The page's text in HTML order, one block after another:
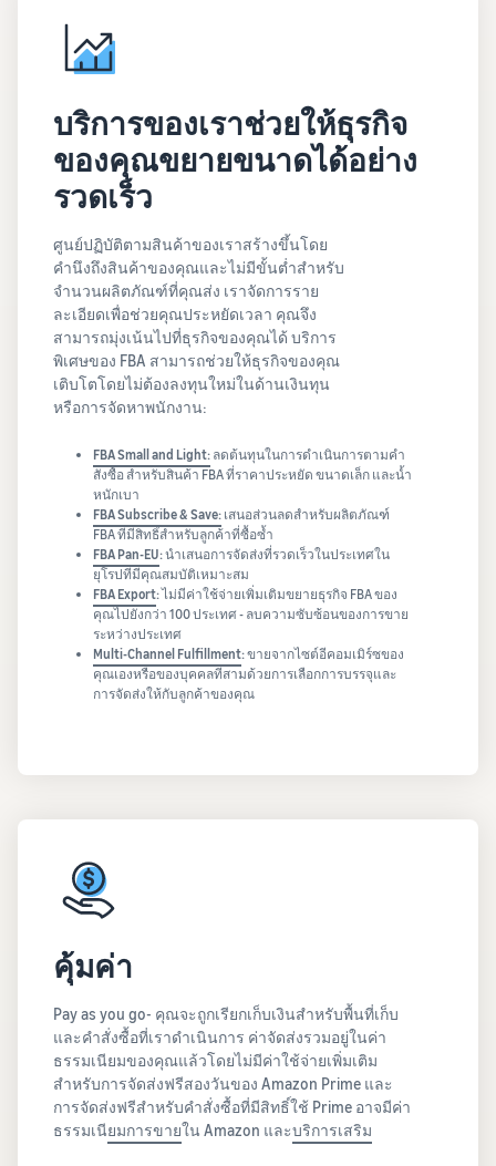
บริการของเราช่วยให้ธุรกิจ
ของคุณขยายขนาดได้อย่าง
รวดเร็ว
ศูนย์ปฏิบัติตามสินค้าของเราสร้างขึ้นโดย
คำนึงถึงสินค้าของคุณและไม่มีขั้นต่ำสำหรับ
จำนวนผลิตภัณฑ์ที่คุณส่ง เราจัดการราย
ละเอียดเพื่อช่วยคุณประหยัดเวลา คุณจึง
สามารถมุ่งเน้นไปที่ธุรกิจของคุณได้ บริการ
พิเศษของ FBA สามารถช่วยให้ธุรกิจของคุณ
เติบโตโดยไม่ต้องลงทุนใหม่ในด้านเงินทุน
หรือการจัดหาพนักงาน:
FBA Small and Light: ลดต้นทุนในการดำเนินการตามคำ
สั่งซื้อ สำหรับสินค้า FBA ที่ราคาประหยัด ขนาดเล็ก และน้ำ
หนักเบา
FBA Subscribe & Save: เสนอส่วนลดสำหรับผลิตภัณฑ์
FBA ที่มีสิทธิ์สำหรับลูกค้าที่ซื้อซ้ำ
FBA Pan-EU:นำเสนอการจัดส่งที่รวดเร็วในประเทศใน
ยุโรปที่มีคุณสมบัติเหมาะสม
FBA Export:ไม่มีค่าใช้จ่ายเพิ่มเติมขยายธุรกิจ FBA ของ
คุณไปยังกว่า 100 ประเทศ - ลบความซับซ้อนของการขาย
ระหว่างประเทศ
Multi-Channel Fulfillment:ขายจากไซต์อีคอมเมิร์ซของ
คุณเองหรือของบุคคลที่สามด้วยการเลือกการบรรจุและ
การจัดส่งให้กับลูกค้าของคุณ
คุ้มค่า
Pay as you go- คุณจะถูกเรียกเก็บเงินสำหรับพื้นที่เก็บ
และคำสั่งซื้อที่เราดำเนินการ ค่าจัดส่งรวมอยู่ในค่า
ธรรมเนียมของคุณแล้วโดยไม่มีค่าใช้จ่ายเพิ่มเติม
สำหรับการจัดส่งฟรีสองวันของ Amazon Prime และ
การจัดส่งฟรีสำหรับคำสั่งซื้อที่มีสิทธิ์ใช้ Prime อาจมีค่า
ธรรมเนียมการขายใน Amazon และบริการเสริม